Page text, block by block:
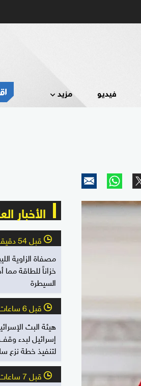
فيديو مزيد
الأخبار
l قبل 54 دقيقة
مصفاة الزاوية
خزاناً للطاقة
السيطرة
l قبل 6 ساعات
هيئة البث
إسرائيل لبدء
لتنفيذ خطة نزع
l قبل 7 ساعات